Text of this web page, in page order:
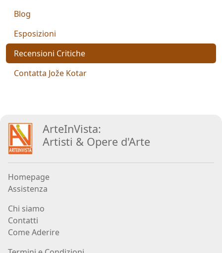
Aiolo
AJ
Paolo
Avanzi
Andrés
Avré
Elisabetta
Blog
Esposizioni
Recensioni Critiche
Contatta Jože Kotar
ArteInVista:
Artisti & Opere d'Arte
Homepage
Assistenza
Chi siamo
Contatti
Come Aderire